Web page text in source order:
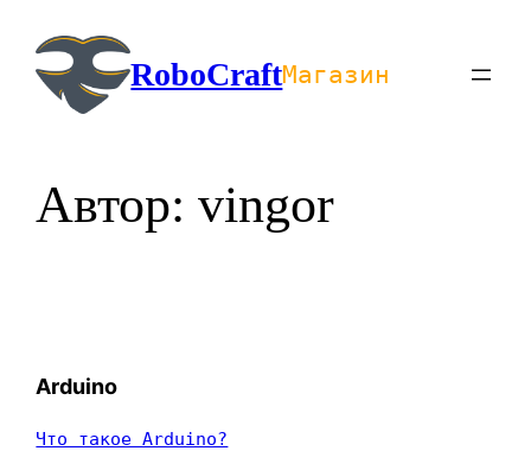
содержимомуRoboCraftМагазин
Автор:vingor
Arduino
Что такое Arduino?